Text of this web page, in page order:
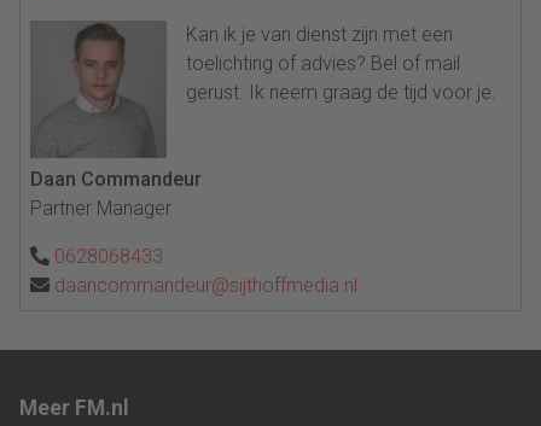
Kan ik je van dienst zijn met een
toelichting of advies? Bel of mail
gerust. Ik neem graag de tijd voor je.
Daan Commandeur
Partner Manager
0628068433
daancommandeur@sijthoffmedia.nl
Meer FM.nl